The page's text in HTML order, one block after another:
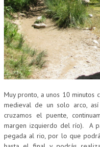
Muy pronto, a unos 10 minutos
medieval de un solo arco,
cruzamos el puente,
margen izquierdo del río). A
pegada al rio, por lo que